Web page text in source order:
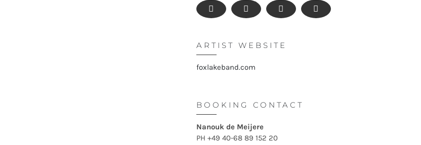
ARTIST WEBSITE
foxlakeband.com
BOOKING CONTACT
Nanouk de Meijere
PH +49 40-68 89 152 20